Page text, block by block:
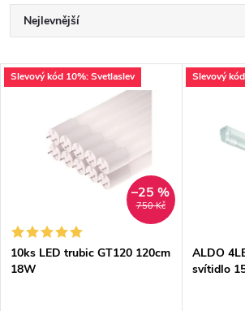
Ř
a
í
p
Nejlevnější
Nejprodávanější
Abecedně
V
s
p
Slevový kód 10%: Svetlaslev
750 Kč
–25 %
10ks LED trubic GT120 120cm
18W
Slevový
ALDO
svítidlo